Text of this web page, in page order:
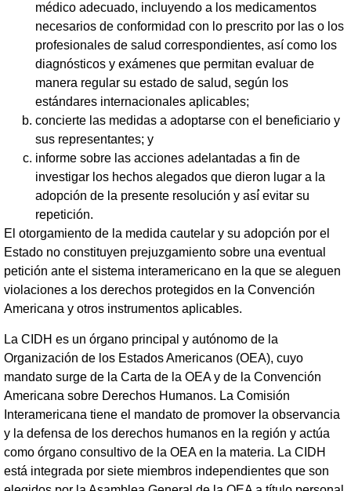
médico adecuado, incluyendo a los medicamentos
necesarios de conformidad con lo prescrito por las o los
profesionales de salud correspondientes, así como los
diagnósticos y exámenes que permitan evaluar de
manera regular su estado de salud, según los
estándares internacionales aplicables;
concierte las medidas a adoptarse con el beneficiario y
sus representantes; y
informe sobre las acciones adelantadas a fin de
investigar los hechos alegados que dieron lugar a la
adopción de la presente resolución y así́ evitar su
repetición.
El otorgamiento de la medida cautelar y su adopción por el
Estado no constituyen prejuzgamiento sobre una eventual
petición ante el sistema interamericano en la que se aleguen
violaciones a los derechos protegidos en la Convención
Americana y otros instrumentos aplicables.
La CIDH es un órgano principal y autónomo de la
Organización de los Estados Americanos (OEA), cuyo
mandato surge de la Carta de la OEA y de la Convención
Americana sobre Derechos Humanos. La Comisión
Interamericana tiene el mandato de promover la observancia
y la defensa de los derechos humanos en la región y actúa
como órgano consultivo de la OEA en la materia. La CIDH
está integrada por siete miembros independientes que son